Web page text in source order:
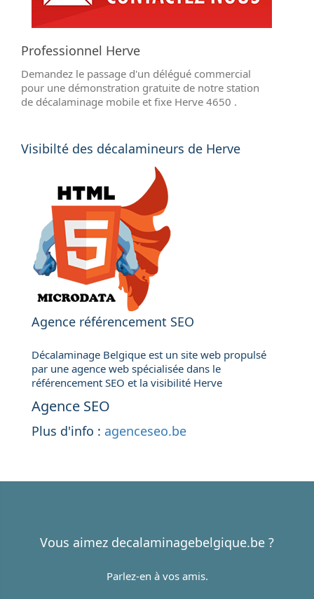
Professionnel Herve
Demandez le passage d'un délégué commercial
pour une démonstration gratuite de notre station
de décalaminage mobile et fixe Herve 4650 .
Visibilté des décalamineurs de Herve
Agence référencement SEO
Décalaminage Belgique est un site web propulsé
par une agence web spécialisée dans le
référencement SEO et la visibilité Herve
Agence SEO
Plus d'info : agenceseo.be
Vous aimez decalaminagebelgique.be ?
Parlez-en à vos amis.